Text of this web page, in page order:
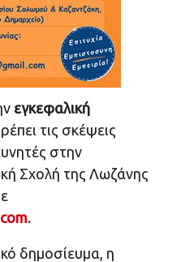
εγκεφαλική
τις σκέψεις
στην
Σχολή της Λωζάνης
.
δημοσίευμα, η